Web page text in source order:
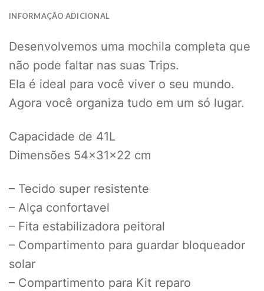
INFORMAÇÃO ADICIONAL
Desenvolvemos uma mochila completa que
não pode faltar nas suas Trips.
Ela é ideal para você viver o seu mundo.
Agora você organiza tudo em um só lugar.
Capacidade de 41L
Dimensões 54x31x22 cm
– Tecido super resistente
– Alça confortavel
– Fita estabilizadora peitoral
– Compartimento para guardar bloqueador
solar
– Compartimento para Kit reparo